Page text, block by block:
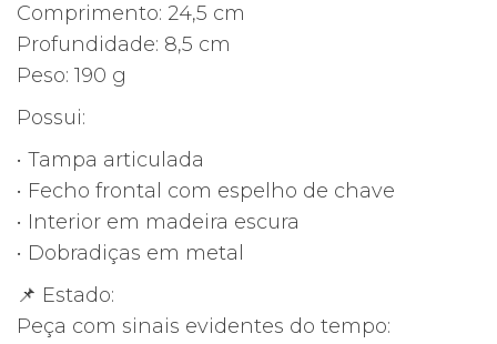
Comprimento: 24,5 cm
Profundidade: 8,5 cm
Peso: 190 g
Possui:
• Tampa articulada
• Fecho frontal com espelho de chave
• Interior em madeira escura
• Dobradiças em metal
📌 Estado:
Peça com sinais evidentes do tempo: